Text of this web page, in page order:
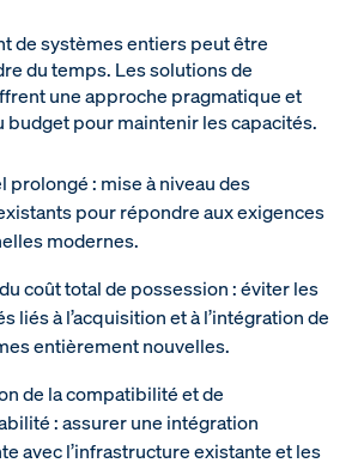
de systèmes entiers peut être
du temps. Les solutions de
une approche pragmatique et
budget pour maintenir les capacités.
prolongé : mise à niveau des
pour répondre aux exigences
modernes.
coût total de possession : éviter les
liés à l’acquisition et à l’intégration de
entièrement nouvelles.
de la compatibilité et de
: assurer une intégration
avec l’infrastructure existante et les